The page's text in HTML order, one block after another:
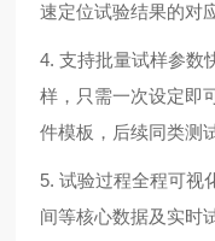
速定位试验结果的对
4. 支持批量试样参数
样，只需一次设定即
件模板，后续同类测
5.试验过程全程可视
间等核心数据及实时